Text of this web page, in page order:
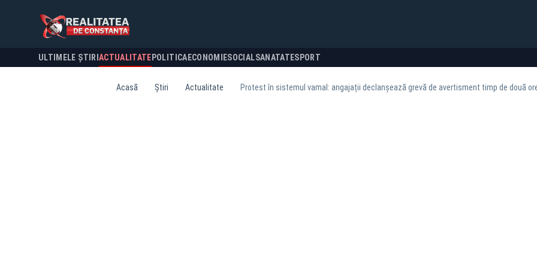
ULTIMELE ȘTIRI ACTUALITATE POLITICA ECONOMIESOCIALSANATATESPORT
Acasă Știri Actualitate Protest în sistemul vamal: angajații declanșează grevă de avertisment timp de două